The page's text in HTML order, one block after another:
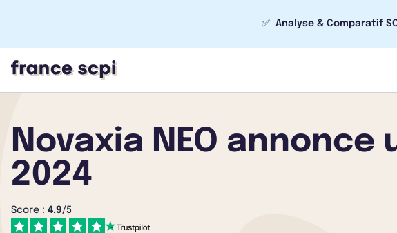
✅ Analyse & Comparatif
Novaxia NEO annonce
2024
Score : 4.9/5